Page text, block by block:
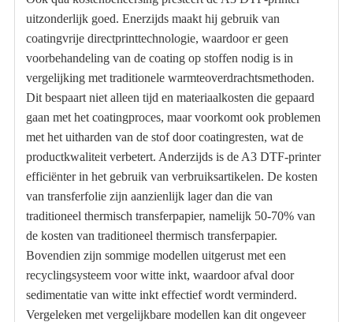
uitzonderlijk goed. Enerzijds maakt hij gebruik van
coatingvrije directprinttechnologie, waardoor er geen
voorbehandeling van de coating op stoffen nodig is in
vergelijking met traditionele warmteoverdrachtsmethoden.
Dit bespaart niet alleen tijd en materiaalkosten die gepaard
gaan met het coatingproces, maar voorkomt ook problemen
met het uitharden van de stof door coatingresten, wat de
productkwaliteit verbetert. Anderzijds is de A3 DTF-printer
efficiënter in het gebruik van verbruiksartikelen. De kosten
van transferfolie zijn aanzienlijk lager dan die van
traditioneel thermisch transferpapier, namelijk 50-70% van
de kosten van traditioneel thermisch transferpapier.
Bovendien zijn sommige modellen uitgerust met een
recyclingsysteem voor witte inkt, waardoor afval door
sedimentatie van witte inkt effectief wordt verminderd.
Vergeleken met vergelijkbare modellen kan dit ongeveer